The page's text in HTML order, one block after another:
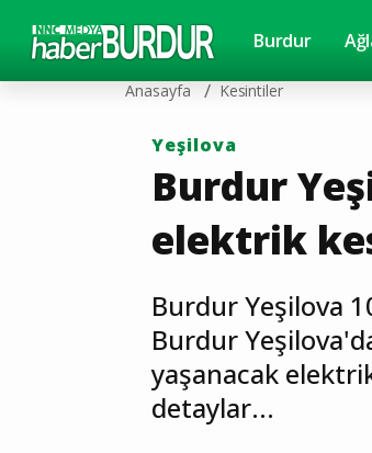
Burdur
Anasayfa Kesintiler
Yeşilova
Burdur
elektrik
Burdur Yeşilova
Burdur
yaşanacak
detaylar...